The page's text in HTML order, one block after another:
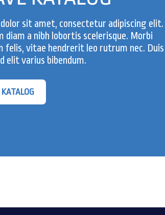
sit amet, consectetur adipiscing elit.
diam a nibh lobortis scelerisque. Morbi
felis, vitae hendrerit leo rutrum nec. Duis
elit varius bibendum.